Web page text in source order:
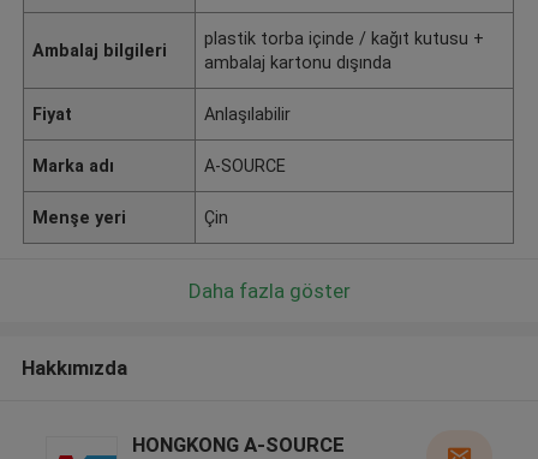
Ambalaj bilgileri
plastik torba içinde / kağıt kutusu +
ambalaj kartonu dışında
Fiyat Anlaşılabilir
Marka adı A-SOURCE
Menşe yeri Çin
Daha fazla göster
Hakkımızda
HONGKONG A-SOURCE